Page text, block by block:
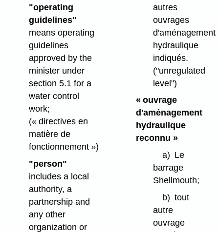
"operating
guidelines"
means operating
guidelines
approved by the
minister under
section 5.1 for a
water control
work;
(« directives en
matière de
fonctionnement »)
"person"
includes a local
authority, a
partnership and
any other
organization or
autres
ouvrages
d'aménagement
hydraulique
indiqués.
("unregulated
level")
« ouvrage
d'aménagement
hydraulique
reconnu »
a) Le
barrage
Shellmouth;
b) tout
autre
ouvrage